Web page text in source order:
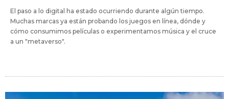
El paso a lo digital ha estado ocurriendo durante algún tiempo.
Muchas marcas ya están probando los juegos en línea, dónde y
cómo consumimos películas o experimentamos música y el cruce
a un "metaverso".